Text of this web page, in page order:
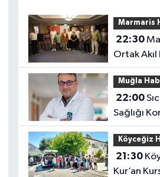
Marmaris
22:30Marmaris’te
Ortak Akıl
Muğla
22:00Sıcak Havalarda
Sağlığı
Kritik
Köyceğiz
21:30Köyceğiz’de
Kur’an